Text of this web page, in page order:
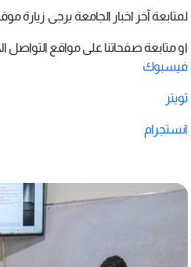
لمتابعة آخر اخبار الجامعة يرجى زيارة
او متابعة صفحاتنا على مواقع التواصل
فيسبوك
تويتر
انستجرام